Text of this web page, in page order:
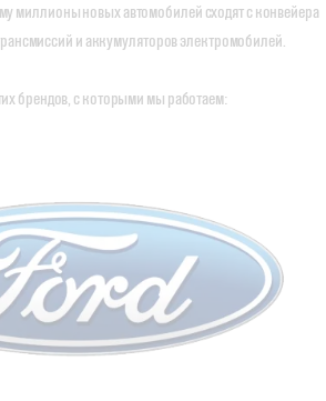
миллионы новых автомобилей сходят с конвейера
и аккумуляторов электромобилей.
брендов, с которыми мы работаем: